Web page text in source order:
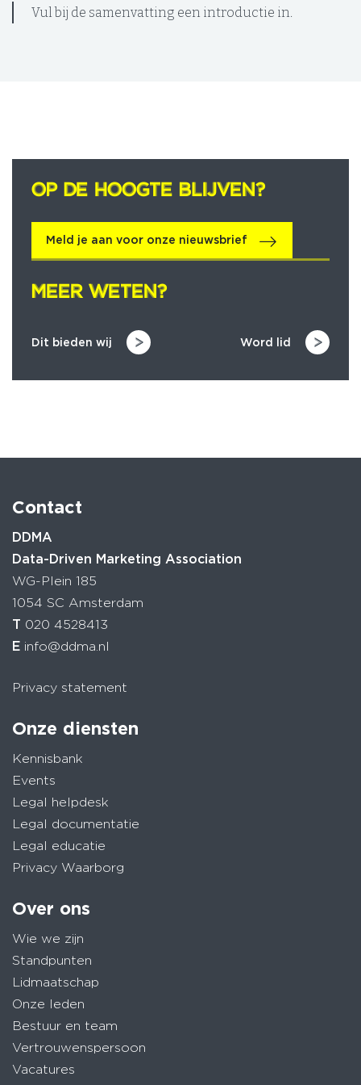
Vul bij de samenvatting een introductie in.
OP DE HOOGTE BLIJVEN?
OP DE HOOGTE BLIJVEN?
Meld je aan voor onze nieuwsbrief
MEER WETEN?
MEER WETEN?
Dit bieden wij Word lid
Contact
DDMA
Data-Driven Marketing Association
WG-Plein 185
1054 SC Amsterdam
T 020 4528413
E info@ddma.nl
Privacy statement
Onze diensten
Kennisbank
Events
Legal helpdesk
Legal documentatie
Legal educatie
Privacy Waarborg
Over ons
Wie we zijn
Standpunten
Lidmaatschap
Onze leden
Bestuur en team
Vertrouwenspersoon
Vacatures